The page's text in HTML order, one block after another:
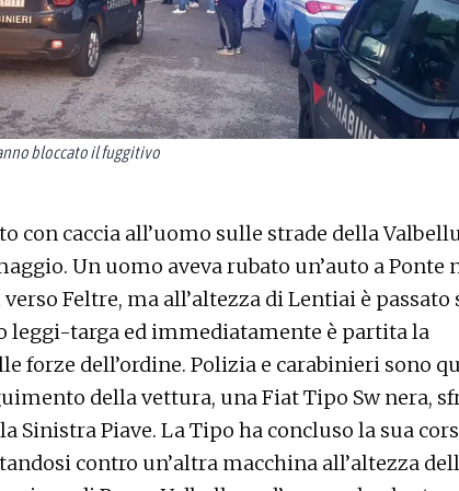
bloccato il fuggitivo
con caccia all’uomo sulle strade della
Un uomo aveva rubato un’auto a Ponte
Feltre, ma all’altezza di Lentiai è passato
leggi-targa ed immediatamente è partita la
forze dell’ordine. Polizia e carabinieri sono
della vettura, una Fiat Tipo Sw nera,
Sinistra Piave. La Tipo ha concluso la sua
contro un’altra macchina all’altezza